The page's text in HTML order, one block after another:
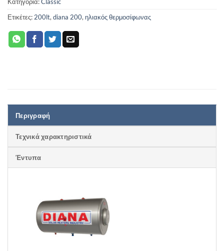
Ετικέτες: 200lt, diana 200, ηλιακός θερμοσίφωνας
Περιγραφή
Τεχνικά χαρακτηριστικά
Έντυπα